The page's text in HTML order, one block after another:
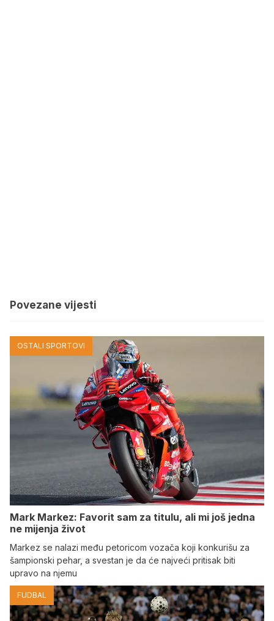
Povezane vijesti
OSTALI SPORTOVI
Mark Markez: Favorit sam za titulu, ali mi još jedna
ne mijenja život
Markez se nalazi među petoricom vozača koji konkurišu za
šampionski pehar, a svestan je da će najveći pritisak biti
upravo na njemu
FUDBAL